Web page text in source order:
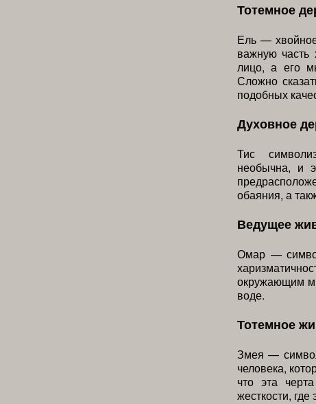
Тотемное
Ель —
важную
лицо, а его
Сложно
подобных
Духовное
Тис
необычна, и
обаяния, а
Ведущее
Омар —
окружающим
воде.
Тотемное
Змея —
человека,
что эта
жесткости,